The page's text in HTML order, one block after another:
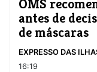
OMS
antes de
de máscaras
EXPRESSO DAS
16:19